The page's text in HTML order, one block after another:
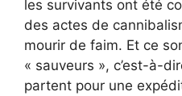
les survivants ont été
des actes de
mourir de faim. Et ce
« sauveurs », c’est-à-
partent pour une